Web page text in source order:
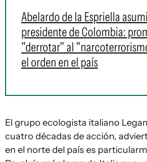
Abelardo de la Espriella
presidente de Colombia:
"derrotar" al
el orden en el país
El grupo ecologista italiano
cuatro décadas de acción,
en el norte del país es